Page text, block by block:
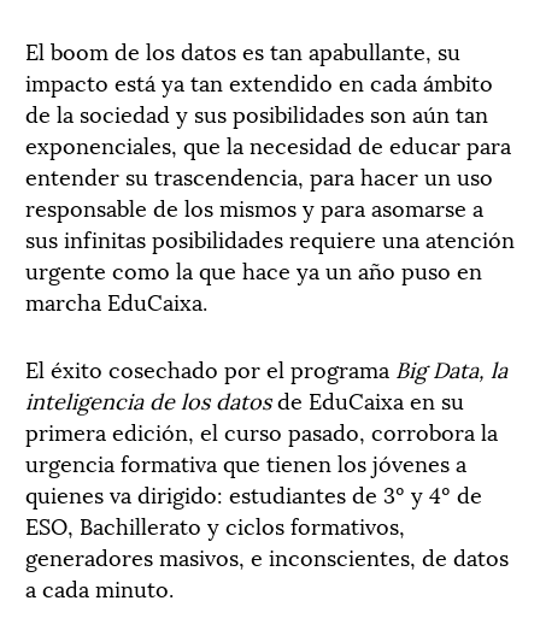
El boom de los datos es tan apabullante, su
impacto está ya tan extendido en cada ámbito
de la sociedad y sus posibilidades son aún tan
exponenciales, que la necesidad de educar para
entender su trascendencia, para hacer un uso
responsable de los mismos y para asomarse a
sus infinitas posibilidades requiere una atención
urgente como la que hace ya un año puso en
marcha EduCaixa.
El éxito cosechado por el programa Big Data, la
inteligencia de los datosde EduCaixa en su
primera edición, el curso pasado, corrobora la
urgencia formativa que tienen los jóvenes a
quienes va dirigido: estudiantes de 3º y 4º de
ESO, Bachillerato y ciclos formativos,
generadores masivos, e inconscientes, de datos
a cada minuto.